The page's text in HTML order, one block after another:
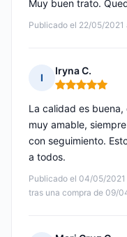
Publicado el 22/05/2021
Muy buen trato.
I
Iryna C.
Nota: 5 de 5
Publicado el 04/05/
tras una compra de 09/
La calidad es
muy amable,
con seguimiento.
a todos.